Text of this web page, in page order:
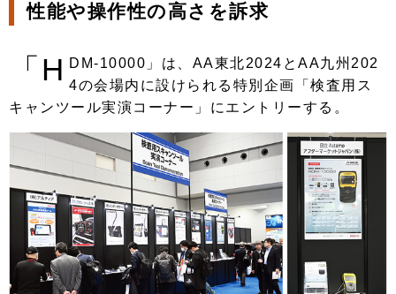
性能や操作性の高さを訴求
「H DM-10000」は、AA東北2024とAA九州202
4の会場内に設けられる特別企画「検査用ス
キャンツール実演コーナー」にエントリーする。